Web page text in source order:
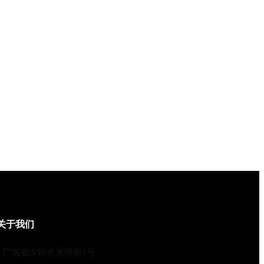
于我们
广东省深圳市光明街1号